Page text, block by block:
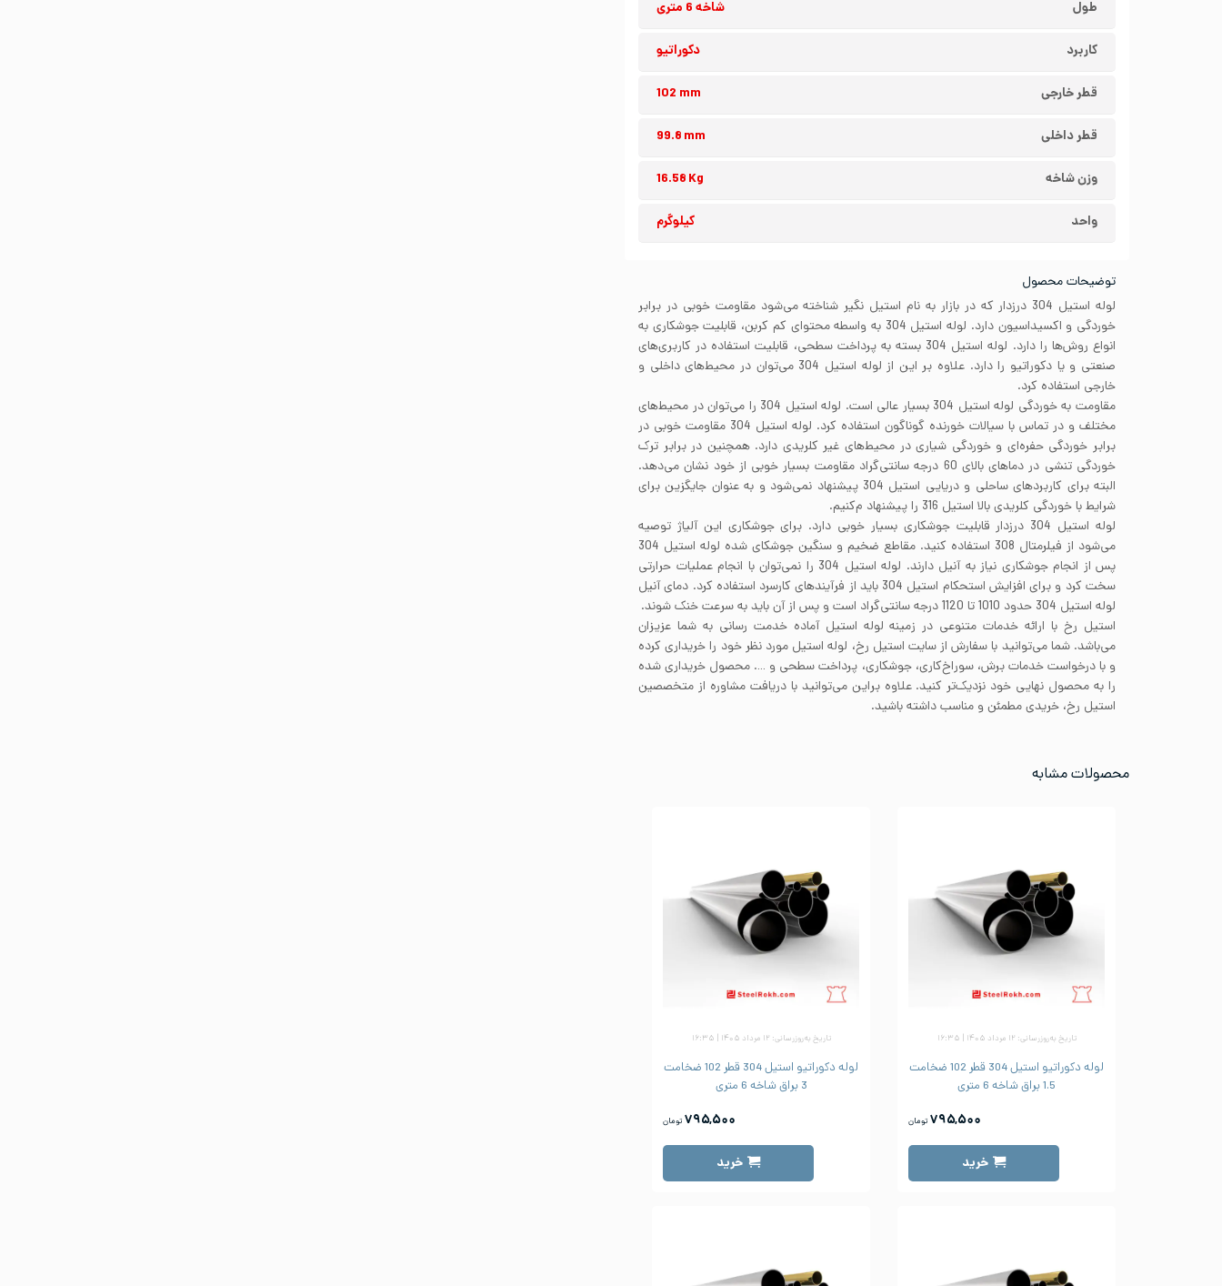
طول شاخه 6 متری
کاربرد دکوراتیو
قطر خارجی 102 mm
قطر داخلی 99.8 mm
وزن شاخه 16.58 Kg
واحد کیلوگرم
توضیحات محصول
لوله استیل 304 درزدار که در بازار به نام استیل نگیر شناخته می‌شود مقاومت خوبی در برابر
خوردگی و اکسیداسیون دارد. لوله استیل 304 به واسطه محتوای کم کربن، قابلیت جوشکاری به
انواع روش‌ها را دارد. لوله استیل 304 بسته به پرداخت سطحی، قابلیت استفاده در کاربری‌های
صنعتی و یا دکوراتیو را دارد. علاوه بر این از لوله استیل 304 می‌توان در محیط‌های داخلی و
خارجی استفاده کرد.
مقاومت به خوردگی لوله استیل 304 بسیار عالی است. لوله استیل 304 را می‌توان در محیط‌های
مختلف و در تماس با سیالات خورنده گوناگون استفاده کرد. لوله استیل 304 مقاومت خوبی در
برابر خوردگی حفره‌ای و خوردگی شیاری در محیط‌های غیر کلریدی دارد. همچنین در برابر ترک
خوردگی تنشی در دماهای بالای 60 درجه سانتی‌گراد مقاومت بسیار خوبی از خود نشان می‌دهد.
البته برای کاربردهای ساحلی و دریایی استیل 304 پیشنهاد نمی‌شود و به عنوان جایگزین برای
شرایط با خوردگی کلریدی بالا استیل 316 را پیشنهاد م‌کنیم.
لوله استیل 304 درزدار قابلیت جوشکاری بسیار خوبی دارد. برای جوشکاری این آلیاژ توصیه
می‌شود از فیلرمتال 308 استفاده کنید. مقاطع ضخیم و سنگین جوشکای شده لوله استیل 304
پس از انجام جوشکاری نیاز به آنیل دارند. لوله استیل 304 را نمی‌توان با انجام عملیات حرارتی
سخت کرد و برای افزایش استحکام استیل 304 باید از فرآیندهای کارسرد استفاده کرد. دمای آنیل
لوله استیل 304 حدود 1010 تا 1120 درجه سانتی‌گراد است و پس از آن باید به سرعت خنک شوند.
استیل رخ با ارائه خدمات متنوعی در زمینه لوله استیل آماده خدمت رسانی به شما عزیزان
می‌باشد. شما می‌توانید با سفارش از سایت استیل رخ، لوله استیل مورد نظر خود را خریداری کرده
و با درخواست خدمات برش، سوراخ‌کاری، جوشکاری، پرداخت سطحی و …. محصول خریداری شده
را به محصول نهایی خود نزدیک‌تر کنید. علاوه براین می‌توانید با دریافت مشاوره از متخصصین
استیل رخ، خریدی مطمئن و مناسب داشته باشید.
محصولات مشابه
تاریخ به‌روزرسانی: ۱۲ مرداد ۱۴۰۵ | ۱۶:۳۵
لوله دکوراتیو استیل 304 قطر 102 ضخامت
1.5 براق شاخه 6 متری
۷۹۵,۵۰۰ تومان
خرید
تاریخ به‌روزرسانی: ۱۲ مرداد ۱۴۰۵ | ۱۶:۳۵
لوله دکوراتیو استیل 304 قطر 102 ضخامت
3 براق شاخه 6 متری
۷۹۵,۵۰۰ تومان
خرید